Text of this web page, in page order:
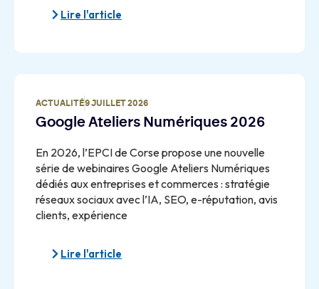
Lire l'article
ACTUALITÉ9 JUILLET 2026
Google Ateliers Numériques 2026
En 2026, l’EPCI de Corse propose une nouvelle
série de webinaires Google Ateliers Numériques
dédiés aux entreprises et commerces : stratégie
réseaux sociaux avec l’IA, SEO, e-réputation, avis
clients, expérience
Lire l'article